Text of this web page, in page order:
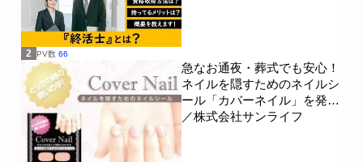
2 PV数 66
急なお通夜・葬式でも安心！
ネイルを隠すためのネイルシ
ール「カバーネイル」を発売
／株式会社サンライフ